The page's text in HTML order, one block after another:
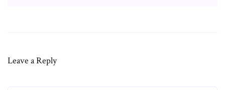
Leave a Reply